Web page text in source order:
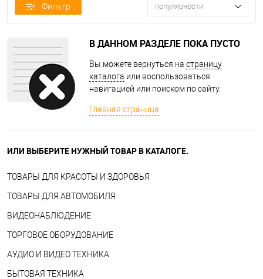
Фильтр популярности
В ДАННОМ РАЗДЕЛЕ ПОКА ПУСТО
Вы можете вернуться на страницу
каталога или воспользоваться
навигацией или поиском по сайту.
Главная страница
ИЛИ ВЫБЕРИТЕ НУЖНЫЙ ТОВАР В КАТАЛОГЕ.
ТОВАРЫ ДЛЯ КРАСОТЫ И ЗДОРОВЬЯ
ТОВАРЫ ДЛЯ АВТОМОБИЛЯ
ВИДЕОНАБЛЮДЕНИЕ
ТОРГОВОЕ ОБОРУДОВАНИЕ
АУДИО И ВИДЕО ТЕХНИКА
БЫТОВАЯ ТЕХНИКА